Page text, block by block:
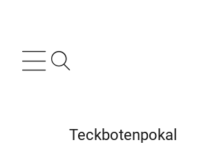
Teckbotenpokal